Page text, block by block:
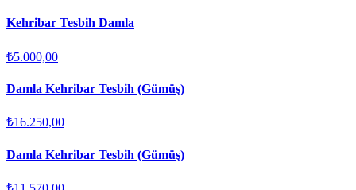
Kehribar Tesbih Damla
₺5.000,00
Damla Kehribar Tesbih (Gümüş)
₺16.250,00
Damla Kehribar Tesbih (Gümüş)